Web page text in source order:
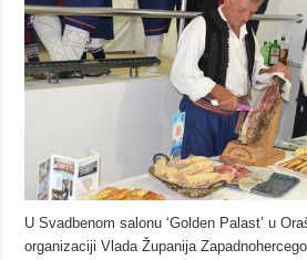
U Svadbenom salonu ‘Golden Palast’ u
organizaciji Vlada Županija